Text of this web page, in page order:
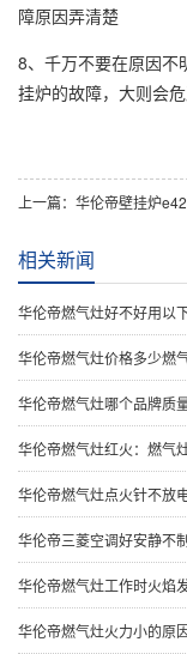
障原因弄清楚
8、千万不要在原因不
挂炉的故障，大则会
相关新闻
华伦帝燃气灶好不好用以
华伦帝燃气灶价格多少燃
华伦帝燃气灶哪个品牌质
华伦帝燃气灶红火：燃气
华伦帝燃气灶点火针不放
华伦帝三菱空调好安静不
华伦帝燃气灶工作时火焰
华伦帝燃气灶火力小的原